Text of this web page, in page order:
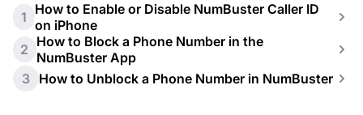
1 How to Enable or Disable NumBuster Caller ID
on iPhone
2 How to Block a Phone Number in the
NumBuster App
3 How to Unblock a Phone Number in NumBuster